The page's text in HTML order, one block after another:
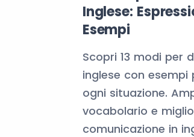
Inglese:
Esempi
Scopri 13 modi per
inglese con esempi
ogni situazione.
vocabolario e
comunicazione in